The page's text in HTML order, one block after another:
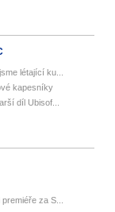
létající ku...
kapesníky
díl Ubisof...
za S...